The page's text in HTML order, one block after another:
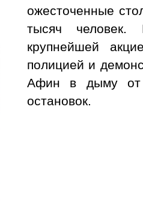
ожесточенные
тысяч человек.
крупнейшей
полицией и
Афин в дыму от
остановок.